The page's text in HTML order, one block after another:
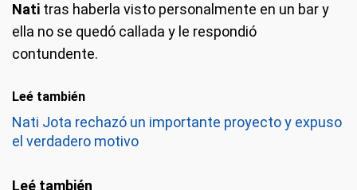
Nati tras haberla visto personalmente en un bar y
ella no se quedó callada y le respondió
contundente.
Leé también
Nati Jota rechazó un importante proyecto y expuso
el verdadero motivo